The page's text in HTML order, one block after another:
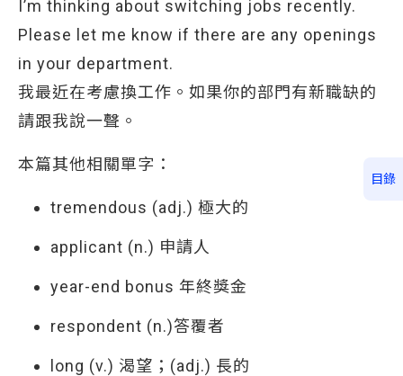
I’m thinking about switching jobs recently.
Please let me know if there are any openings
in your department.
我最近在考慮換工作。如果你的部門有新職缺的
請跟我說一聲。
本篇其他相關單字：
tremendous (adj.) 極大的
applicant (n.) 申請人
year-end bonus 年終獎金
respondent (n.)答覆者
long (v.) 渴望；(adj.) 長的
目錄